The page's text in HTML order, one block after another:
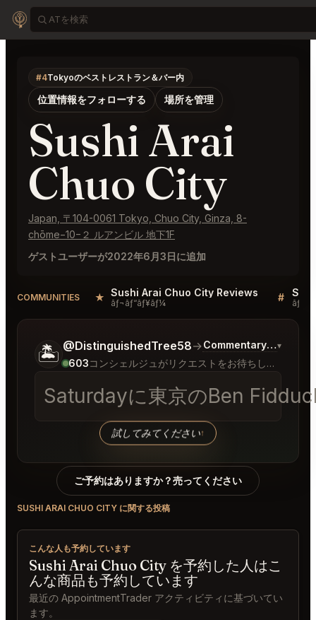
#4Tokyoのベストレストラン＆バー内
位置情報をフォローする 場所を管理
Sushi Arai
Chuo City
Japan, 〒104-0061 Tokyo, Chuo City, Ginza, 8-
chōme−10−２ ルアンビル 地下1F
ゲストユーザーが2022年6月3日に追加
COMMUNITIES ★ Sushi Arai Chuo City Reviews
ãƒ¬ãƒ“ãƒ¥ãƒ¼ #
🏝️ @DistinguishedTree58→Commentary on
▾
603 コンシェルジュがリクエストをお待ちしています
Saturdayに東京のBen
試してみてください↑
ご希望についてもう少し詳しく教えてください。
ご予約はありますか？売ってください
SUSHI ARAI CHUO CITY に関する投稿
こんな人も予約しています
Sushi Arai Chuo City を予約した人はこ
んな商品も予約しています
最近の AppointmentTrader アクティビティに基づいてい
ます。